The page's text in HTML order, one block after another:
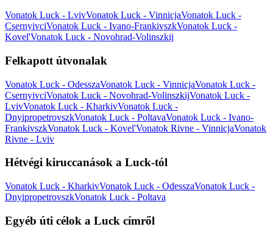
Vonatok Luck - LvivVonatok Luck - VinnicjaVonatok Luck -
CsernyivciVonatok Luck - Ivano-FrankivszkVonatok Luck -
Kovel'Vonatok Luck - Novohrad-Volinszkij
Felkapott útvonalak
Vonatok Luck - OdesszaVonatok Luck - VinnicjaVonatok Luck -
CsernyivciVonatok Luck - Novohrad-VolinszkijVonatok Luck -
LvivVonatok Luck - KharkivVonatok Luck -
DnyipropetrovszkVonatok Luck - PoltavaVonatok Luck - Ivano-
FrankivszkVonatok Luck - Kovel'Vonatok Rivne - VinnicjaVonatok
Rivne - Lviv
Hétvégi kiruccanások a Luck-tól
Vonatok Luck - KharkivVonatok Luck - OdesszaVonatok Luck -
DnyipropetrovszkVonatok Luck - Poltava
Egyéb úti célok a Luck címről